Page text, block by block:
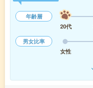
年齢層
20代
男女比率
女性